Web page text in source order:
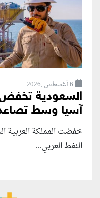
6 أغسطس ,2026
السعودية
آسيا وسط
خفضت المملكة العربية
النفط العربي...